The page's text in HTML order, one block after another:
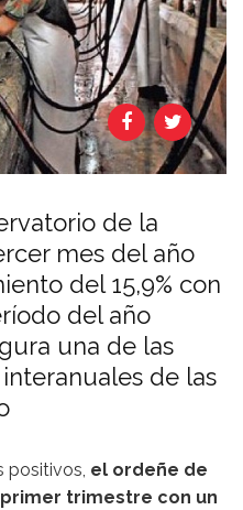
de la
mes del año
del 15,9% con
del año
una de las
de las
positivos, el ordeñe de
trimestre con un